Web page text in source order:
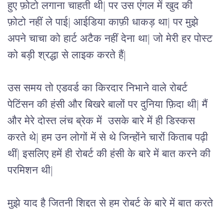
हुए फ़ोटो लगाना चाहती थी| पर उस एंगल में खुद की
फ़ोटो नहीं ले पाई| आईडिया काफ़ी धाकड़ था| पर मुझे
अपने चाचा को हार्ट अटैक नहीं देना था| जो मेरी हर पोस्ट
को बड़ी श्रद्धा से लाइक करते हैं|
उस समय तो एडवर्ड का किरदार निभाने वाले रोबर्ट
पेटिंसन की हंसी और बिखरे बालों पर दुनिया फ़िदा थी| मैं
और मेरे दोस्त लंच ब्रेक में  उसके बारे में ही डिस्कस
करते थे| हम उन लोगों में से थे जिन्होंने चारों किताब पढ़ी
थीं| इसलिए हमें ही रोबर्ट की हंसी के बारे में बात करने की
परमिशन थी|
मुझे याद है जितनी शिद्दत से हम रोबर्ट के बारे में बात करते